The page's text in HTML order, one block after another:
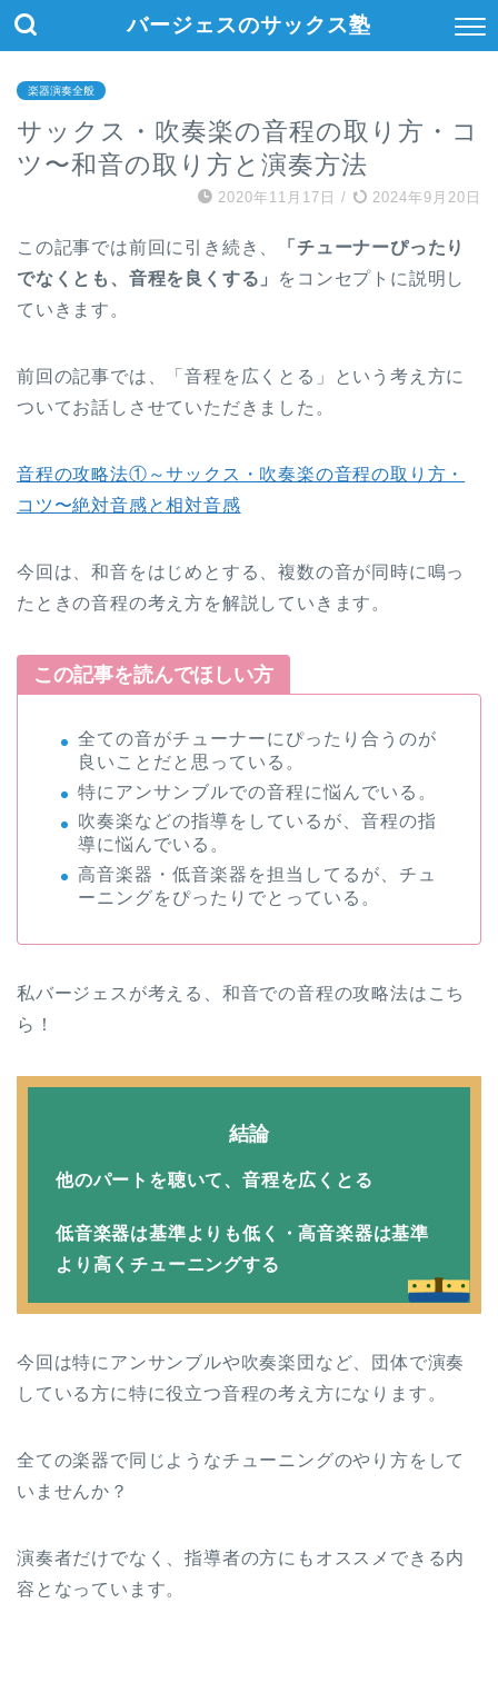
バージェスのサックス塾
楽器演奏全般
サックス・吹奏楽の音程の取り方・コ
ツ〜和音の取り方と演奏方法
2020年11月17日 / 2024年9月20日
この記事では前回に引き続き、
「チューナーぴったり
でなくとも、音程を良くする」
をコンセプトに説明し
ていきます。
前回の記事では、「音程を広くとる」という考え方に
ついてお話しさせていただきました。
音程の攻略法①～サックス・吹奏楽の音程の取り方・
コツ〜絶対音感と相対音感
今回は、和音をはじめとする、複数の音が同時に鳴っ
たときの音程の考え方を解説していきます。
この記事を読んでほしい方
全ての音がチューナーにぴったり合うのが
良いことだと思っている。
特にアンサンブルでの音程に悩んでいる。
吹奏楽などの指導をしているが、音程の指
導に悩んでいる。
高音楽器・低音楽器を担当してるが、チュ
ーニングをぴったりでとっている。
私バージェスが考える、和音での音程の攻略法はこち
ら！
結論
他のパートを聴いて、音程を広くとる
低音楽器は基準よりも低く・高音楽器は基準
より高くチューニングする
今回は特にアンサンブルや吹奏楽団など、団体で演奏
している方に特に役立つ音程の考え方になります。
全ての楽器で同じようなチューニングのやり方をして
いませんか？
演奏者だけでなく、指導者の方にもオススメできる内
容となっています。